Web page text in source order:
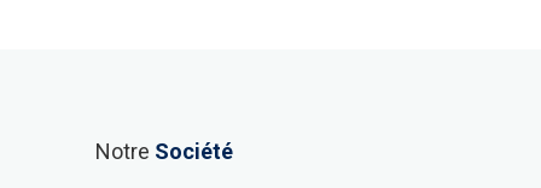
Notre Société